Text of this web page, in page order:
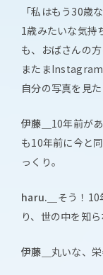
「私はもう30歳
1歳みたいな気持
も、おばさんの
またまInstagram
自分の写真を見
伊藤＿ 10年前が
も10年前に今と
っくり。
haru.＿ そう！10
り、世の中を知
伊藤＿ 丸いな、